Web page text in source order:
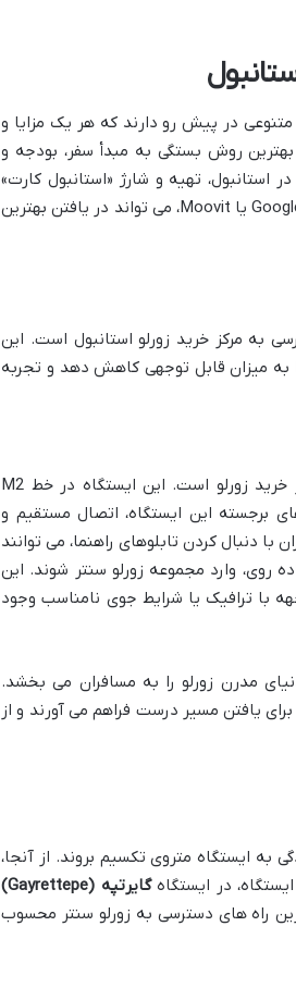
متنوعی در پیش رو دارند که هر یک مزایا و
روش بستگی به مبدأ سفر، بودجه و
تهیه و شارژ «استانبول کارت»
ضروری است. همچنین، استفاده از اپلیکیشن های مسیریابی مانند Google Maps یا Moovit، می تواند در یافتن بهترین
به مرکز خرید زورلو استانبول است. این
میزان قابل توجهی کاهش دهد و تجربه
، مقصد اصلی برای رسیدن به مرکز خرید زورلو است. این ایستگاه در خط M2
برجسته این ایستگاه، اتصال مستقیم و
دنبال کردن تابلوهای راهنما، می توانند
سرپوشیده و امن، در حدود ۳ تا ۵ دقیقه پیاده روی، وارد مجموعه زورلو سنتر شوند. این
با ترافیک یا شرایط جوی نامناسب وجود
مدرن زورلو را به مسافران می بخشد.
یافتن مسیر درست فراهم می آورند و از
به ایستگاه متروی تکسیم بروند. از آنجا،
گایرتپه (Gayrettepe)
راه های دسترسی به زورلو سنتر محسوب